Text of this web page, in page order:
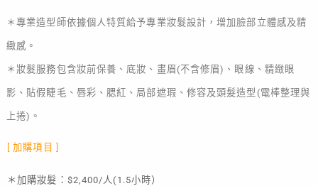
＊專業造型師依據個人特質給予專業妝髮設計，增加臉部立體感及精
緻感。
＊妝髮服務包含妝前保養、底妝、畫眉(不含修眉)、眼線、精緻眼
影、貼假睫毛、唇彩、腮紅、局部遮瑕、修容及頭髮造型(電棒整理與
上捲)。
[ 加購項目 ]
＊加購妝髮：$2,400/人(1.5小時）